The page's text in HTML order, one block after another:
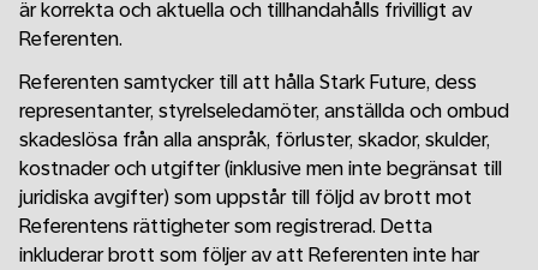
är korrekta och aktuella och tillhandahålls frivilligt av
Referenten.
Referenten samtycker till att hålla Stark Future, dess
representanter, styrelseledamöter, anställda och ombud
skadeslösa från alla anspråk, förluster, skador, skulder,
kostnader och utgifter (inklusive men inte begränsat till
juridiska avgifter) som uppstår till följd av brott mot
Referentens rättigheter som registrerad. Detta
inkluderar brott som följer av att Referenten inte har